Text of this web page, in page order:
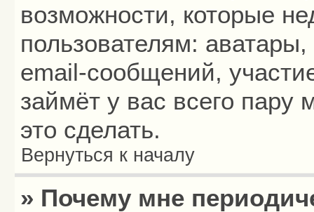
возможности, которые
пользователям:
email-сообщений,
займёт у вас всего
это сделать.
Вернуться к началу
» Почему мне